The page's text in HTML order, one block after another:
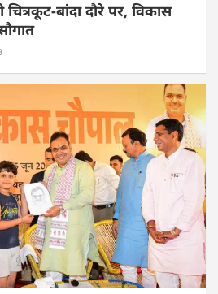
बांदा दौरे पर, विकास